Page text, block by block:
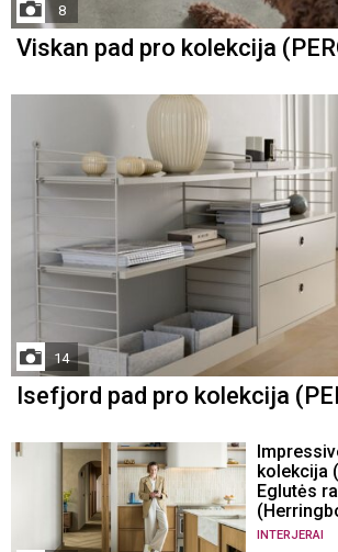
8
Viskan pad pro kolekcija
14
Isefjord pad pro kolekcija
kolekcija
Eglutės
INTERJERAI